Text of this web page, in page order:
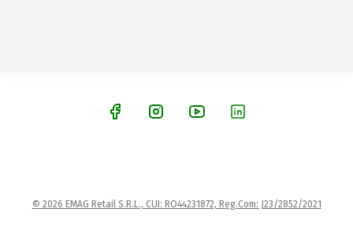
© 2026 EMAG Retail S.R.L., CUI: RO44231872, Reg.Com: J23/2852/2021